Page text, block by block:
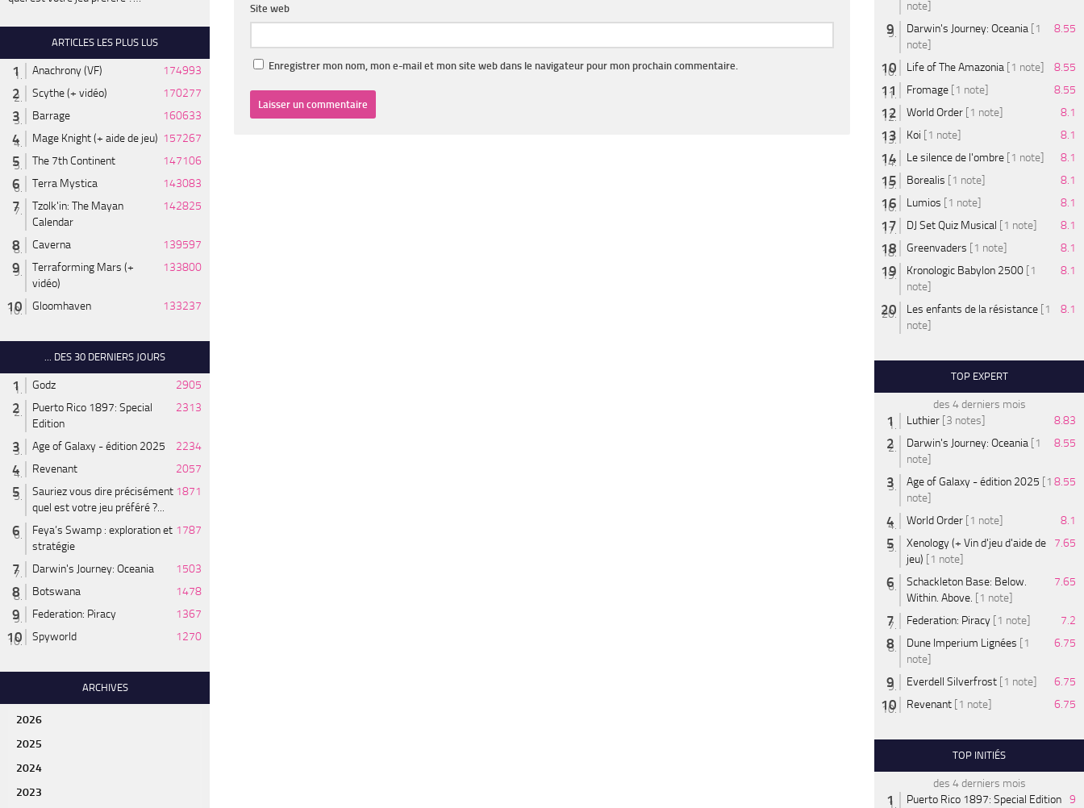
Site web
Enregistrer mon nom, mon e-mail et mon site web dans le navigateur pour mon prochain commentaire.
ARTICLES LES PLUS LUS
Anachrony (VF)
174993
Scythe (+ vidéo)
170277
Barrage
160633
Mage Knight (+ aide de jeu) 157267
The 7th Continent
147106
Terra Mystica
143083
Tzolk'in: The Mayan
Calendar
142825
Caverna
139597
Terraforming Mars (+
vidéo)
133800
Gloomhaven 133237
... DES 30 DERNIERS JOURS
Godz
2905
Puerto Rico 1897: Special
Edition
2313
Age of Galaxy - édition 2025
2234
Revenant
2057
Sauriez vous dire précisément
quel est votre jeu préféré ?...
1871
Feya’s Swamp : exploration et
stratégie
1787
Darwin's Journey: Oceania
1503
Botswana
1478
Federation: Piracy
1367
Spyworld
1270
ARCHIVES
2026
2025
2024
2023
note]
Darwin's Journey: Oceania [1
note]
8.55
Life of The Amazonia [1 note]
8.55
Fromage [1 note]
8.55
World Order [1 note]
8.1
Koi [1 note]
8.1
Le silence de l'ombre [1 note]
8.1
Borealis [1 note]
8.1
Lumios [1 note]
8.1
DJ Set Quiz Musical [1 note]
8.1
Greenvaders [1 note]
8.1
Kronologic Babylon 2500 [1
note]
8.1
Les enfants de la résistance [1
note]
8.1
TOP EXPERT
des 4 derniers mois
Luthier [3 notes]
8.83
Darwin's Journey: Oceania [1
note]
8.55
Age of Galaxy - édition 2025 [1
note]
8.55
World Order [1 note]
8.1
Xenology (+ Vin d'jeu d'aide de
jeu) [1 note]
7.65
Schackleton Base: Below.
Within. Above. [1 note]
7.65
Federation: Piracy [1 note]
7.2
Dune Imperium Lignées [1
note]
6.75
Everdell Silverfrost [1 note]
6.75
Revenant [1 note] 6.75
TOP INITIÉS
des 4 derniers mois
Puerto Rico 1897: Special Edition 9